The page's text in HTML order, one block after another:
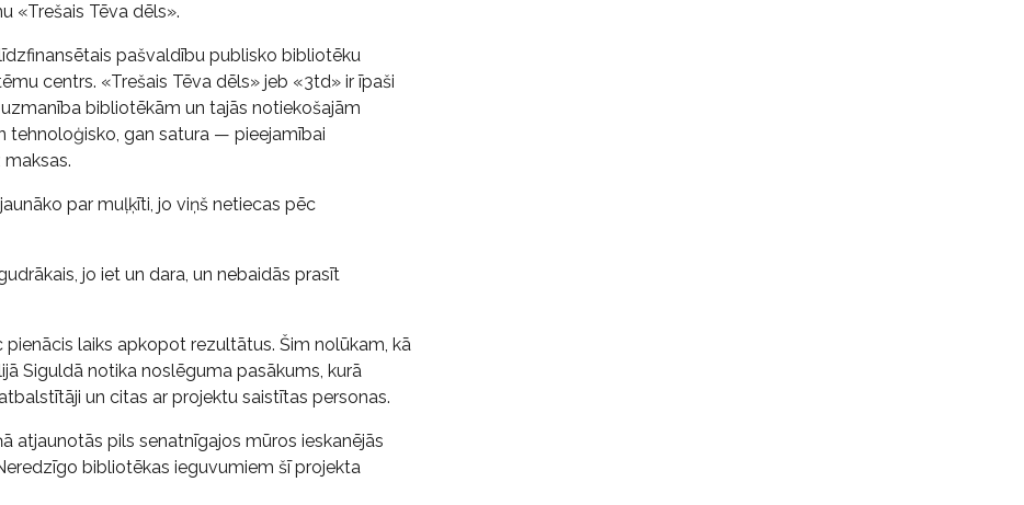
«Trešais Tēva dēls».
pašvaldību publisko bibliotēku
centrs. «Trešais Tēva dēls» jeb «3td» ir īpaši
bibliotēkām un tajās notiekošajām
tehnoloģisko, gan satura — pieejamībai
par muļķīti, jo viņš netiecas pēc
jo iet un dara, un nebaidās prasīt
laiks apkopot rezultātus. Šim nolūkam, kā
Siguldā notika noslēguma pasākums, kurā
un citas ar projektu saistītas personas.
atjaunotās pils senatnīgajos mūros ieskanējās
bibliotēkas ieguvumiem šī projekta